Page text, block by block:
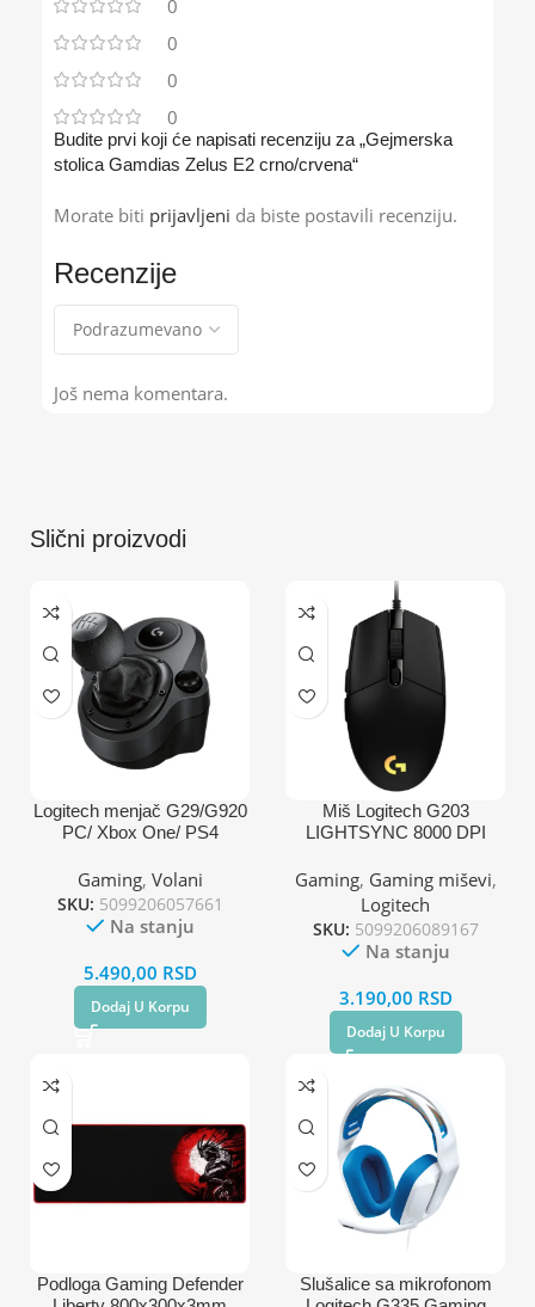
0
0
0
0
Recenzije
Još nema komentara.
Budite prvi koji će napisati recenziju za „Gejmerska
stolica Gamdias Zelus E2 crno/crvena“
Morate biti prijavljeni da biste postavili recenziju.
Slični proizvodi
Logitech menjač G29/G920
PC/ Xbox One/ PS4
Gaming, Volani
SKU: 5099206057661
Na stanju
5.490,00 RSD
Dodaj U Korpu
Miš Logitech G203
LIGHTSYNC 8000 DPI
Gaming, Gaming miševi,
Logitech
SKU: 5099206089167
Na stanju
3.190,00 RSD
Dodaj U Korpu
Podloga Gaming Defender
Slušalice sa mikrofonom